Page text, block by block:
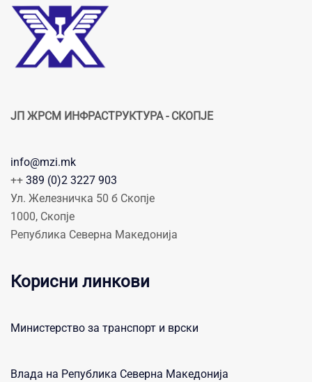
ЈП ЖРСМ ИНФРАСТРУКТУРА - СКОПЈЕ
info@mzi.mk
++ 389 (0)2 3227 903
Ул. Железничка 50 б Скопје
1000, Скопје
Република Северна Македонија
Корисни линкови
Министерство за транспорт и врски
Влада на Република Северна Македонија